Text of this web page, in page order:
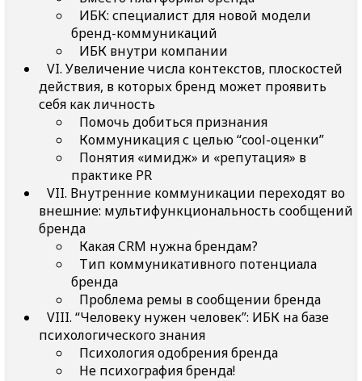
ИБК: специалист для новой модели
бренд-коммуникаций
ИБК внутри компании
VI. Увеличение числа контекстов, плоскостей
действия, в которых бренд может проявить
себя как личность
Помочь добиться признания
Коммуникация с целью “cool-оценки”
Понятия «имидж» и «репутация» в
практике PR
VII. Внутренние коммуникации переходят во
внешние: мультифункциональность сообщений
бренда
Какая CRM нужна брендам?
Тип коммуникативного потенциала
бренда
Проблема ремы в сообщении бренда
VIII. “Человеку нужен человек”: ИБК на базе
психологического знания
Психология одобрения бренда
Не психография бренда!